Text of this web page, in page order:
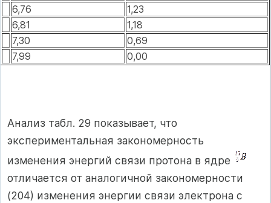
6,76
1,23
6,81
1,18
7,30
0,69
7,99
0,00
Анализ табл. 29 показывает, что
экспериментальная закономерность
изменения энергий связи протона в ядре
отличается от аналогичной закономерности
(204) изменения энергии связи электрона с